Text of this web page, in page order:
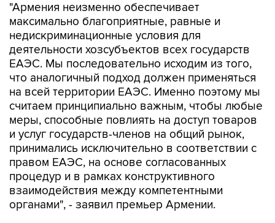
"Армения неизменно обеспечивает
максимально благоприятные, равные и
недискриминационные условия для
деятельности хозсубъектов всех государств
ЕАЭС. Мы последовательно исходим из того,
что аналогичный подход должен применяться
на всей территории ЕАЭС. Именно поэтому мы
считаем принципиально важным, чтобы любые
меры, способные повлиять на доступ товаров
и услуг государств-членов на общий рынок,
принимались исключительно в соответствии с
правом ЕАЭС, на основе согласованных
процедур и в рамках конструктивного
взаимодействия между компетентными
органами", - заявил премьер Армении.